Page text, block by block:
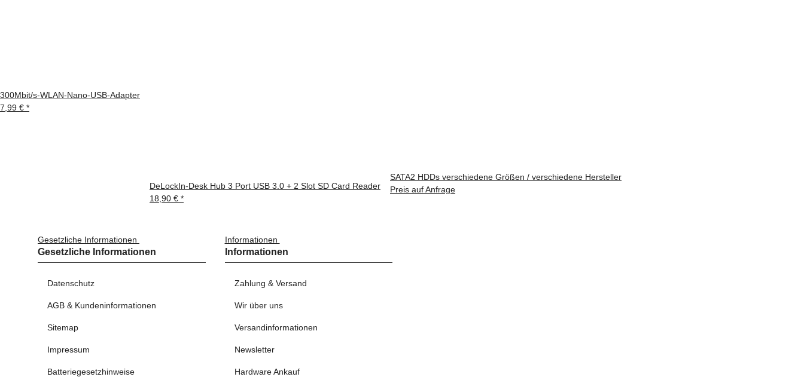
300Mbit/s-WLAN-Nano-USB-Adapter
7,99 € *
DeLockIn-Desk Hub 3 Port USB 3.0 + 2 Slot SD Card Reader
18,90 € *
SATA2 HDDs verschiedene Größen / verschiedene Hersteller
Preis auf Anfrage
Gesetzliche Informationen
Gesetzliche Informationen
Datenschutz
AGB & Kundeninformationen
Sitemap
Impressum
Batteriegesetzhinweise
Informationen
Informationen
Zahlung & Versand
Wir über uns
Versandinformationen
Newsletter
Hardware Ankauf